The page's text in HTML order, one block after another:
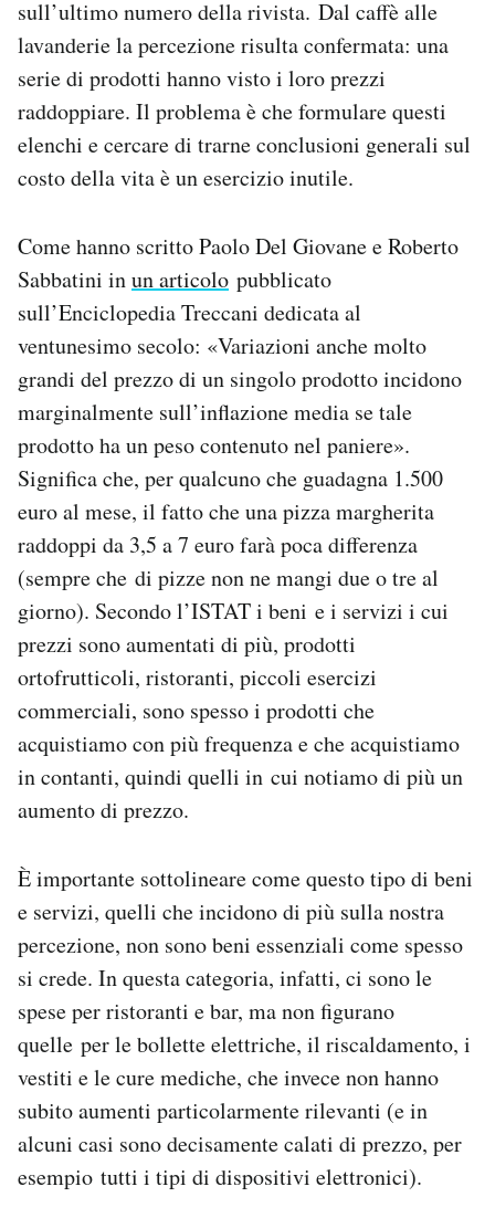
sull’ultimo numero della rivista. Dal caffè alle
lavanderie la percezione risulta confermata: una
serie di prodotti hanno visto i loro prezzi
raddoppiare. Il problema è che formulare questi
elenchi e cercare di trarne conclusioni generali sul
costo della vita è un esercizio inutile.
Come hanno scritto Paolo Del Giovane e Roberto
Sabbatini inun articolo pubblicato
sull’Enciclopedia Treccani dedicata al
ventunesimo secolo: «Variazioni anche molto
grandi del prezzo di un singolo prodotto incidono
marginalmente sull’inflazione media se tale
prodotto ha un peso contenuto nel paniere».
Significa che, per qualcuno che guadagna 1.500
euro al mese, il fatto che una pizza margherita
raddoppi da 3,5 a 7 euro farà poca differenza
(sempre che di pizze non ne mangi due o tre al
giorno). Secondo l’ISTAT i beni e i servizi i cui
prezzi sono aumentati di più, prodotti
ortofrutticoli, ristoranti, piccoli esercizi
commerciali, sono spesso i prodotti che
acquistiamo con più frequenza e che acquistiamo
in contanti, quindi quelli in cui notiamo di più un
aumento di prezzo.
È importante sottolineare come questo tipo di beni
e servizi, quelli che incidono di più sulla nostra
percezione, non sono beni essenziali come spesso
si crede. In questa categoria, infatti, ci sono le
spese per ristoranti e bar, ma non figurano
quelle per le bollette elettriche, il riscaldamento, i
vestiti e le cure mediche, che invece non hanno
subito aumenti particolarmente rilevanti (e in
alcuni casi sono decisamente calati di prezzo, per
esempio tutti i tipi di dispositivi elettronici).